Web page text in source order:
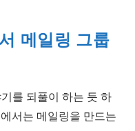
메일링 그룹
를 되풀이 하는 듯 하
서는 메일링을 만드는